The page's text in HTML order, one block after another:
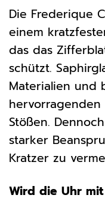
Die Frederique
einem
das das
schützt.
Materialien und
Stößen.
starker
Kratzer zu
Wird die Uhr